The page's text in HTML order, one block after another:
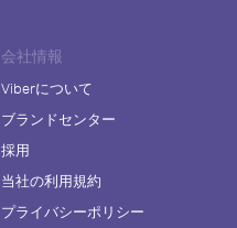
会社情報
Viberについて
ブランドセンター
採用
当社の利用規約
プライバシーポリシー